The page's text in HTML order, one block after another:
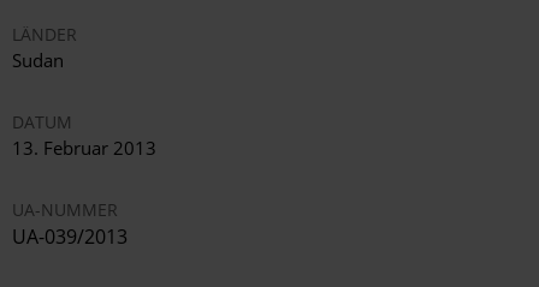
LÄNDER
Sudan
DATUM
13. Februar 2013
UA-NUMMER
UA-039/2013